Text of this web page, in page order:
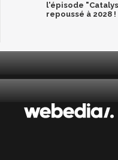
l'épisode
repoussé à 2028 !